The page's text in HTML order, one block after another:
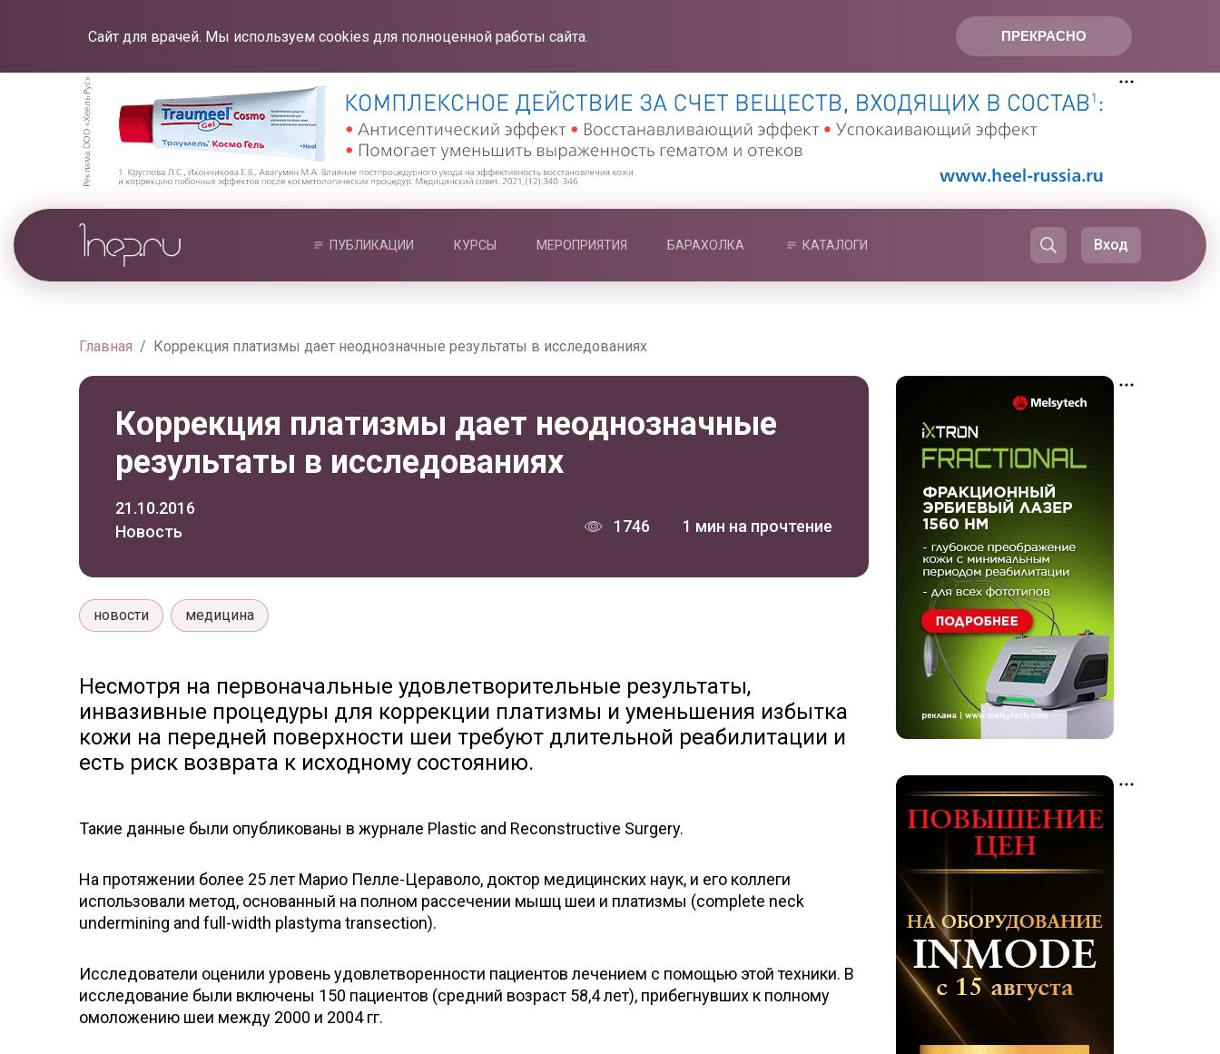
ПРЕКРАСНО
Сайт для врачей. Мы используем cookies для полноценной работы сайта.
ПУБЛИКАЦИИ КУРСЫ МЕРОПРИЯТИЯ БАРАХОЛКА КАТАЛОГИ Вход
Главная Коррекция платизмы дает неоднозначные результаты в исследованиях
Коррекция платизмы дает неоднозначные
результаты в исследованиях
21.10.2016
Новость
1746 1 мин на прочтение
новости медицина
Несмотря на первоначальные удовлетворительные результаты,
инвазивные процедуры для коррекции платизмы и уменьшения избытка
кожи на передней поверхности шеи требуют длительной реабилитации и
есть риск возврата к исходному состоянию.
Такие данные были опубликованы в журнале Plastic and Reconstructive Surgery.
На протяжении более 25 лет Марио Пелле-Цераволо, доктор медицинских наук, и его коллеги
использовали метод, основанный на полном рассечении мышц шеи и платизмы (complete neck
undermining and full-width plastyma transection).
Исследователи оценили уровень удовлетворенности пациентов лечением с помощью этой техники. В
исследование были включены 150 пациентов (средний возраст 58,4 лет), прибегнувших к полному
омоложению шеи между 2000 и 2004 гг.